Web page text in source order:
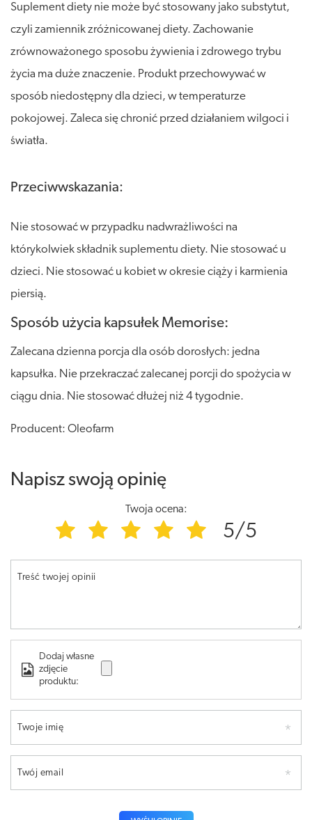
Suplement diety nie może być stosowany jako substytut,
czyli zamiennik zróżnicowanej diety. Zachowanie
zrównoważonego sposobu żywienia i zdrowego trybu
życia ma duże znaczenie. Produkt przechowywać w
sposób niedostępny dla dzieci, w temperaturze
pokojowej. Zaleca się chronić przed działaniem wilgoci i
światła.
Przeciwwskazania:
Nie stosować w przypadku nadwrażliwości na
którykolwiek składnik suplementu diety. Nie stosować u
dzieci. Nie stosować u kobiet w okresie ciąży i karmienia
piersią.
Sposób użycia kapsułek Memorise:
Zalecana dzienna porcja dla osób dorosłych: jedna
kapsułka. Nie przekraczać zalecanej porcji do spożycia w
ciągu dnia. Nie stosować dłużej niż 4 tygodnie.
Producent: Oleofarm
Napisz swoją opinię
Twoja ocena:
5/5
Treść twojej opinii
Dodaj własne
zdjęcie
produktu:
Twoje imię
Twój email